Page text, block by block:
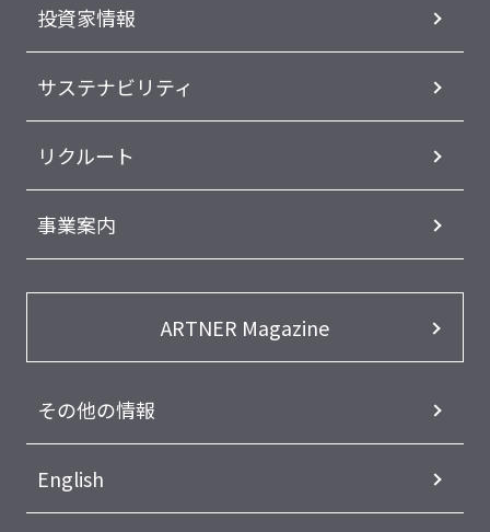
投資家情報
サステナビリティ
リクルート
事業案内
ARTNER Magazine
その他の情報
English